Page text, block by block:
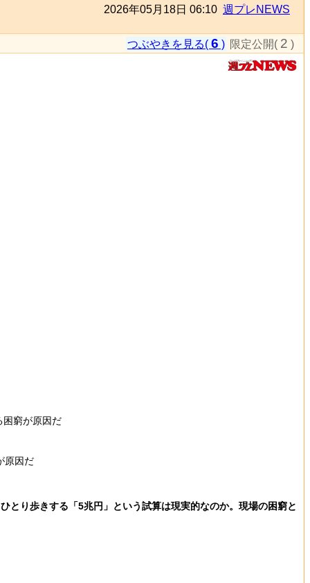
2026年05月18日 06:10 週プレNEWS
つぶやきを見る( 6 ) 限定公開( 2 )
困窮が原因だ
原因だ
り歩きする「5兆円」という試算は現実的なのか。現場の困窮と